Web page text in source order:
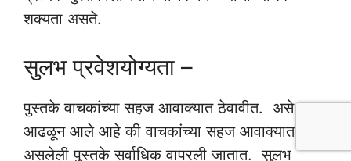
शक्यता असते.
सुलभ प्रवेशयोग्यता –
पुस्तके वाचकांच्या सहज आवाक्यात ठेवावीत. असे
आढळून आले आहे की वाचकांच्या सहज आवाक्यात
असलेली पुस्तके सर्वाधिक वापरली जातात. सुलभ